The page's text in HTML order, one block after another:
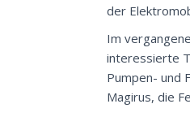
der
Im
interessierte
Pumpen- und
Magirus, die